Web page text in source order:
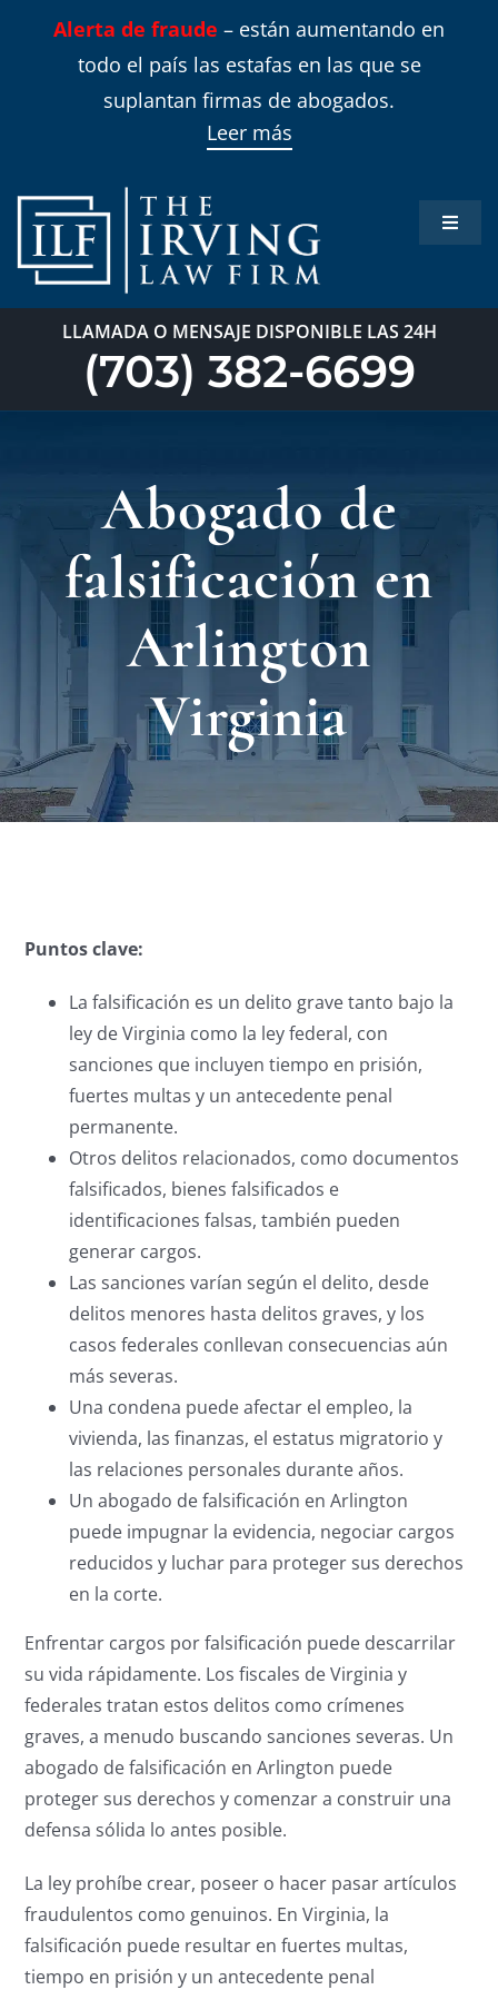
Alerta de fraude – están aumentando en
todo el país las estafas en las que se
suplantan firmas de abogados.
Leer más
Toggle
LLAMADA O MENSAJE DISPONIBLE LAS 24H
(703) 382-6699
Abogado de
falsificación en
Arlington
Virginia
Puntos clave:
La falsificación es un delito grave tanto bajo la
ley de Virginia como la ley federal, con
sanciones que incluyen tiempo en prisión,
fuertes multas y un antecedente penal
permanente.
Otros delitos relacionados, como documentos
falsificados, bienes falsificados e
identificaciones falsas, también pueden
generar cargos.
Las sanciones varían según el delito, desde
delitos menores hasta delitos graves, y los
casos federales conllevan consecuencias aún
más severas.
Una condena puede afectar el empleo, la
vivienda, las finanzas, el estatus migratorio y
las relaciones personales durante años.
Un abogado de falsificación en Arlington
puede impugnar la evidencia, negociar cargos
reducidos y luchar para proteger sus derechos
en la corte.
Enfrentar cargos por falsificación puede descarrilar
su vida rápidamente. Los fiscales de Virginia y
federales tratan estos delitos como crímenes
graves, a menudo buscando sanciones severas. Un
abogado de falsificación en Arlington puede
proteger sus derechos y comenzar a construir una
defensa sólida lo antes posible.
La ley prohíbe crear, poseer o hacer pasar artículos
fraudulentos como genuinos. En Virginia, la
falsificación puede resultar en fuertes multas,
tiempo en prisión y un antecedente penal